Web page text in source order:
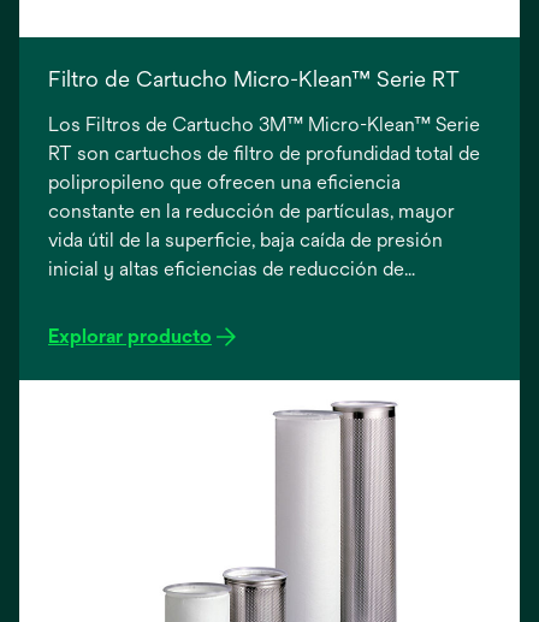
Filtro de Cartucho Micro-Klean™ Serie RT
Los Filtros de Cartucho 3M™ Micro-Klean™ Serie
RT son cartuchos de filtro de profundidad total de
polipropileno que ofrecen una eficiencia
constante en la reducción de partículas, mayor
vida útil de la superficie, baja caída de presión
inicial y altas eficiencias de reducción de
menos cambios de filtro. Este producto es
apropiado para su uso en una amplia gama de
aplicaciones de procesos, incluidos alimentos y
Explorar producto